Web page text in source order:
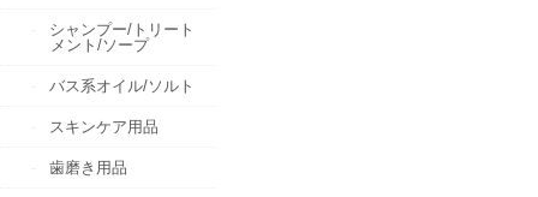
シャンプー/トリート
メント/ソープ
バス系オイル/ソルト
スキンケア用品
歯磨き用品